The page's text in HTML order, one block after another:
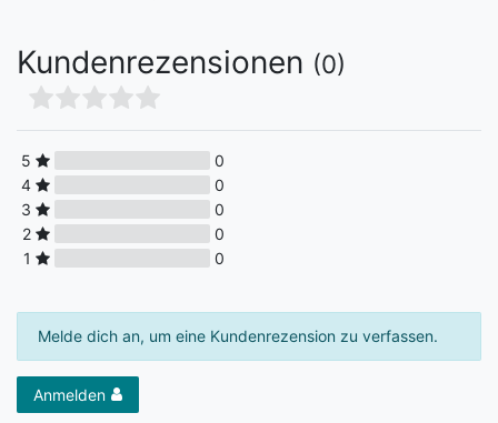
Kundenrezensionen (0)
5
0
4
0
3
0
2
0
1
0
Melde dich an, um eine Kundenrezension zu verfassen.
Anmelden